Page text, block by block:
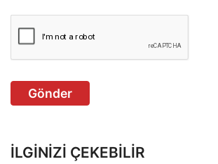
Gönder
İLGINIZI ÇEKEBILIR